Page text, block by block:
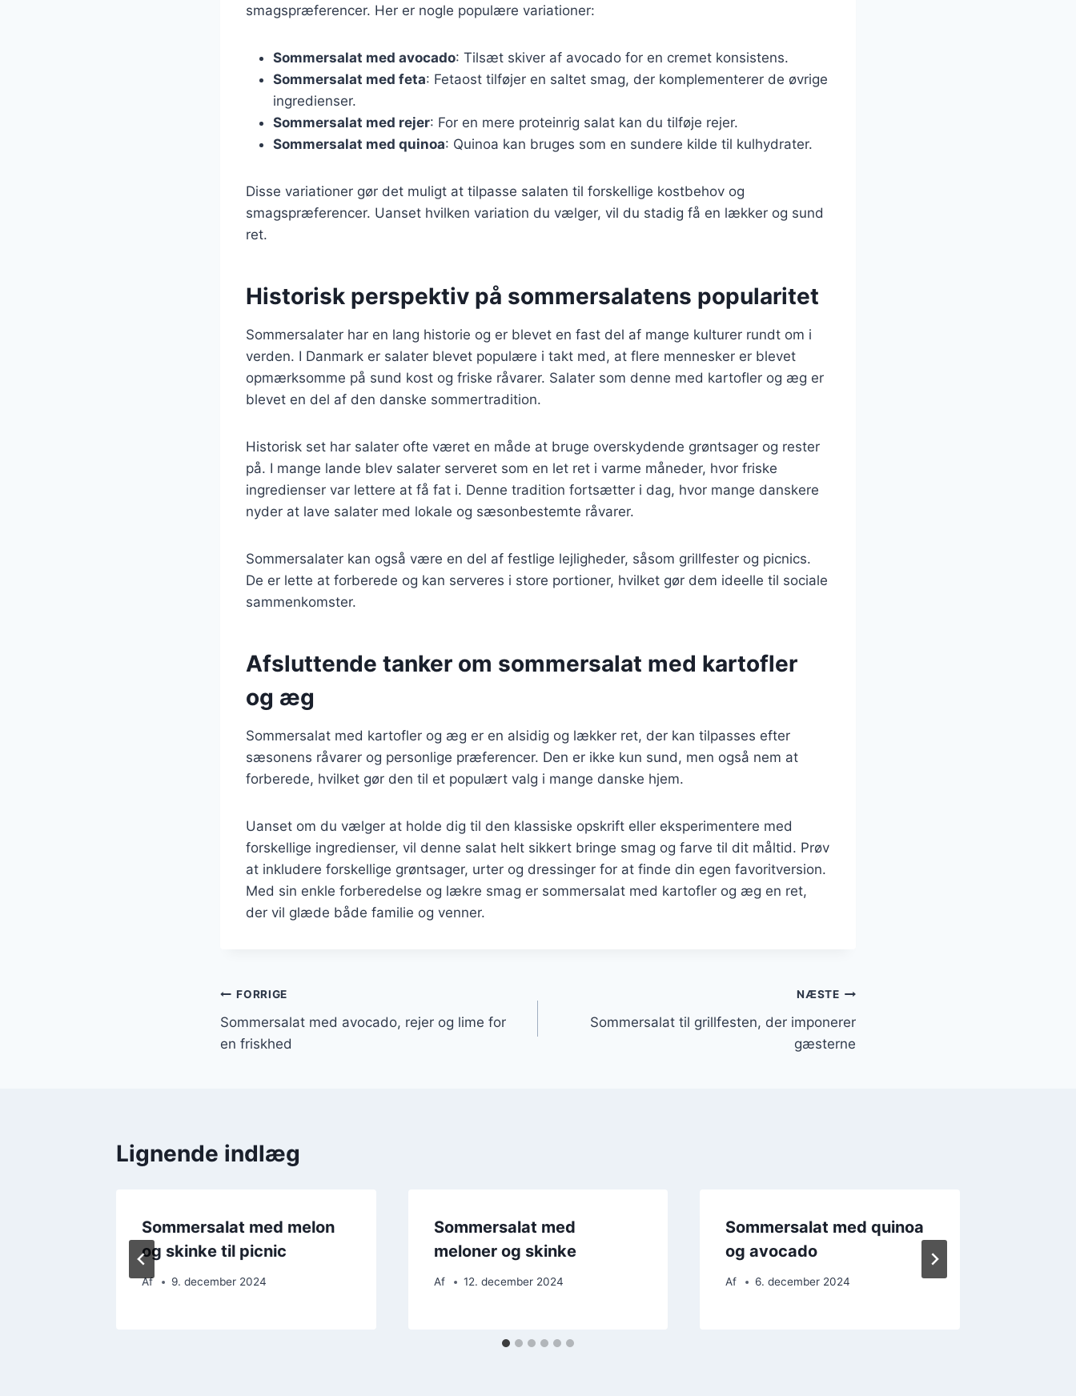
smagspræferencer. Her er nogle populære variationer:
Sommersalat med avocado: Tilsæt skiver af avocado for en cremet konsistens.
Sommersalat med feta: Fetaost tilføjer en saltet smag, der komplementerer de øvrige
ingredienser.
Sommersalat med rejer: For en mere proteinrig salat kan du tilføje rejer.
Sommersalat med quinoa: Quinoa kan bruges som en sundere kilde til kulhydrater.
Disse variationer gør det muligt at tilpasse salaten til forskellige kostbehov og
smagspræferencer. Uanset hvilken variation du vælger, vil du stadig få en lækker og sund
ret.
Historisk perspektiv på sommersalatens popularitet
Sommersalater har en lang historie og er blevet en fast del af mange kulturer rundt om i
verden. I Danmark er salater blevet populære i takt med, at flere mennesker er blevet
opmærksomme på sund kost og friske råvarer. Salater som denne med kartofler og æg er
blevet en del af den danske sommertradition.
Historisk set har salater ofte været en måde at bruge overskydende grøntsager og rester
på. I mange lande blev salater serveret som en let ret i varme måneder, hvor friske
ingredienser var lettere at få fat i. Denne tradition fortsætter i dag, hvor mange danskere
nyder at lave salater med lokale og sæsonbestemte råvarer.
Sommersalater kan også være en del af festlige lejligheder, såsom grillfester og picnics.
De er lette at forberede og kan serveres i store portioner, hvilket gør dem ideelle til sociale
sammenkomster.
Afsluttende tanker om sommersalat med kartofler
og æg
Sommersalat med kartofler og æg er en alsidig og lækker ret, der kan tilpasses efter
sæsonens råvarer og personlige præferencer. Den er ikke kun sund, men også nem at
forberede, hvilket gør den til et populært valg i mange danske hjem.
Uanset om du vælger at holde dig til den klassiske opskrift eller eksperimentere med
forskellige ingredienser, vil denne salat helt sikkert bringe smag og farve til dit måltid. Prøv
at inkludere forskellige grøntsager, urter og dressinger for at finde din egen favoritversion.
Med sin enkle forberedelse og lækre smag er sommersalat med kartofler og æg en ret,
der vil glæde både familie og venner.
Indlægsnavigation
FORRIGE
Sommersalat med avocado, rejer og lime for
en friskhed
NÆSTE
Sommersalat til grillfesten, der imponerer
gæsterne
Lignende indlæg
Sommersalat med melon
og skinke til picnic
Af 9. december 2024
Sommersalat med
meloner og skinke
Af 12. december 2024
Sommersalat med quinoa
og avocado
Af 6. december 2024